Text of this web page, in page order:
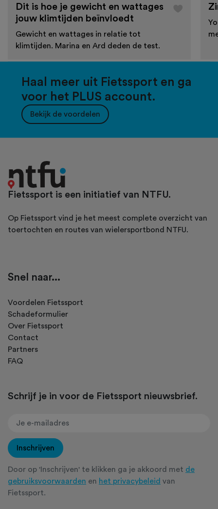
Dit is hoe je gewicht en wattages
jouw klimtijden beïnvloedt
Gewicht en wattages in relatie tot
klimtijden. Marina en Ard deden de test.
Haal meer uit Fietssport en ga
voor het PLUS account.
Bekijk de voordelen
Fietssport is een initiatief van NTFU.
Op Fietssport vind je het meest complete overzicht van
toertochten en routes van wielersportbond NTFU.
Snel naar...
Voordelen Fietssport
Schadeformulier
Over Fietssport
Contact
Partners
FAQ
Schrijf je in voor de Fietssport nieuwsbrief.
Inschrijven
Door op 'Inschrijven' te klikken ga je akkoord met de
gebruiksvoorwaarden en het privacybeleid van
Fietssport.